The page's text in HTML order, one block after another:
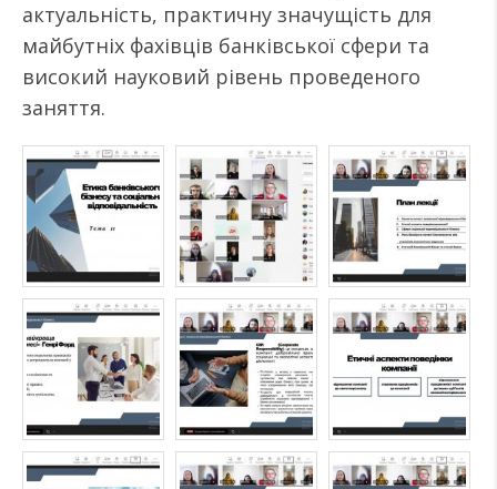
актуальність, практичну значущість для
майбутніх фахівців банківської сфери та
високий науковий рівень проведеного
заняття.